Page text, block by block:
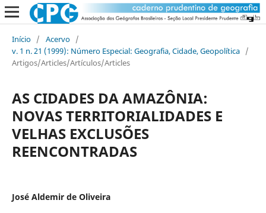
Início / Acervo /
v. 1 n. 21 (1999): Número Especial: Geografia, Cidade, Geopolítica /
Artigos/Articles/Artículos/Articles
AS CIDADES DA AMAZÔNIA:
NOVAS TERRITORIALIDADES E
VELHAS EXCLUSÕES
REENCONTRADAS
José Aldemir de Oliveira